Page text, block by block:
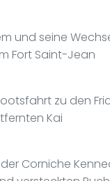
und seine
Fort Saint-Jean
zu den
Kai
Corniche